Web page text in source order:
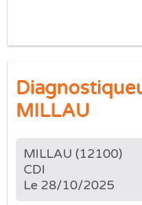
MILLAU
MILLAU (12100)
CDI
Le 28/10/2025